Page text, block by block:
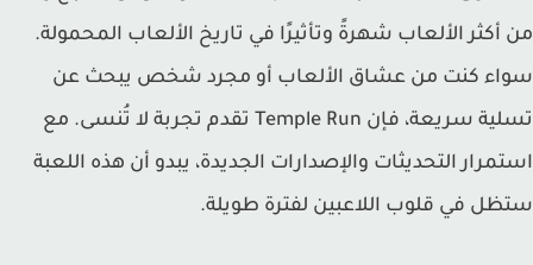
الألعاب شهرةً وتأثيرًا في تاريخ الألعاب المحمولة.
كنت من عشاق الألعاب أو مجرد شخص يبحث عن
تسلية سريعة، فإن Temple Run تقدم تجربة لا تُنسى. مع
التحديثات والإصدارات الجديدة، يبدو أن هذه اللعبة
في قلوب اللاعبين لفترة طويلة.